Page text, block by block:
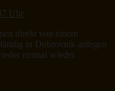
Uhr
direkt von einem
in Dubrovnik anlegen
einmal wieder